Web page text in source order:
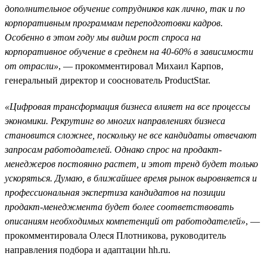
дополнительное обучение сотрудников как лично, так и по
корпоративным программам переподготовки кадров.
Особенно в этом году мы видим рост спроса на
корпоративное обучение в среднем на 40-60% в зависимости
от отрасли», — прокомментировал Михаил Карпов,
генеральный директор и сооснователь ProductStar.
«Цифровая трансформация бизнеса влияет на все процессы
экономики. Рекрутинг во многих направлениях бизнеса
становится сложнее, поскольку не все кандидаты отвечают
запросам работодателей. Однако спрос на продакт-
менеджеров постоянно растет, и этот тренд будет только
ускоряться. Думаю, в ближайшее время рынок выровняется и
профессиональная экспертиза кандидатов на позиции
продакт-менеджмента будет более соответствовать
описаниям необходимых компетенций от работодателей», —
прокомментировала Олеся Плотникова, руководитель
направления подбора и адаптации hh.ru.